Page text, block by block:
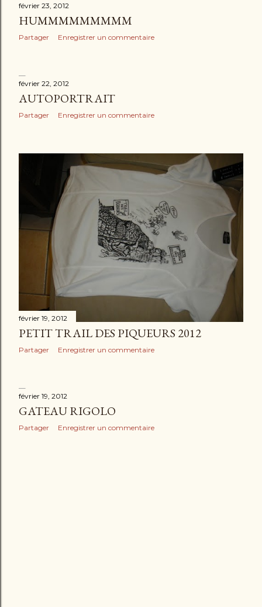
février 23, 2012
HUMMMMMMMMM
Partager Enregistrer un commentaire
février 22, 2012
AUTOPORTRAIT
Partager Enregistrer un commentaire
février 19, 2012
PETIT TRAIL DES PIQUEURS 2012
Partager Enregistrer un commentaire
février 19, 2012
GATEAU RIGOLO
Partager Enregistrer un commentaire